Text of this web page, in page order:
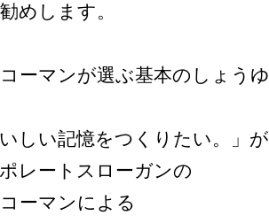
めします。
ーマンが選ぶ基本のしょう
いしい記憶をつくりたい。」が
レートスローガンの
ーマンによる